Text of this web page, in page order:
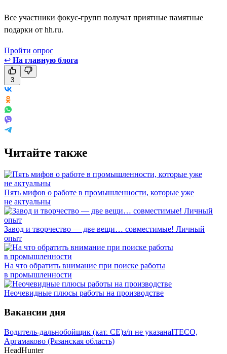
Все участники фокус-групп получат приятные памятные
подарки от hh.ru.
Пройти опрос
↩ На главную блога
3
Читайте также
Пять мифов о работе в промышленности, которые уже
не актуальны
Завод и творчество — две вещи… совместимые! Личный
опыт
На что обратить внимание при поиске работы
в промышленности
Неочевидные плюсы работы на производстве
Вакансии дня
Водитель-дальнобойщик (кат. CE)з/п не указанаITECO,
Аргамаково (Рязанская область)
HeadHunter